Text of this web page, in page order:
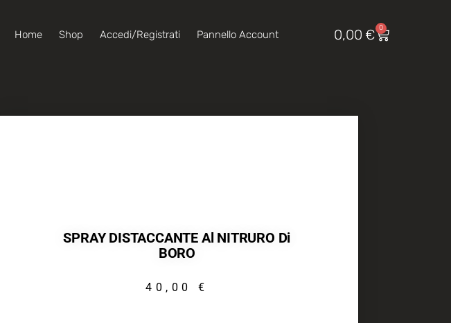
Home Shop Accedi/Registrati Pannello Account 0,00 € 0
SPRAY DISTACCANTE Al NITRURO Di
BORO
40,00 €